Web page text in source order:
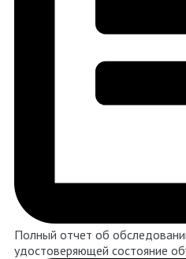
Полный отчет об
удостоверяющей состояние